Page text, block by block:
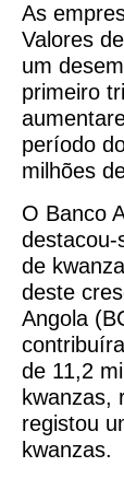
As
Valores
um
primeiro
período
milhões
O Banco
destacou-
de
deste
Angola
de 11,2
kwanzas,
registou
kwanzas.